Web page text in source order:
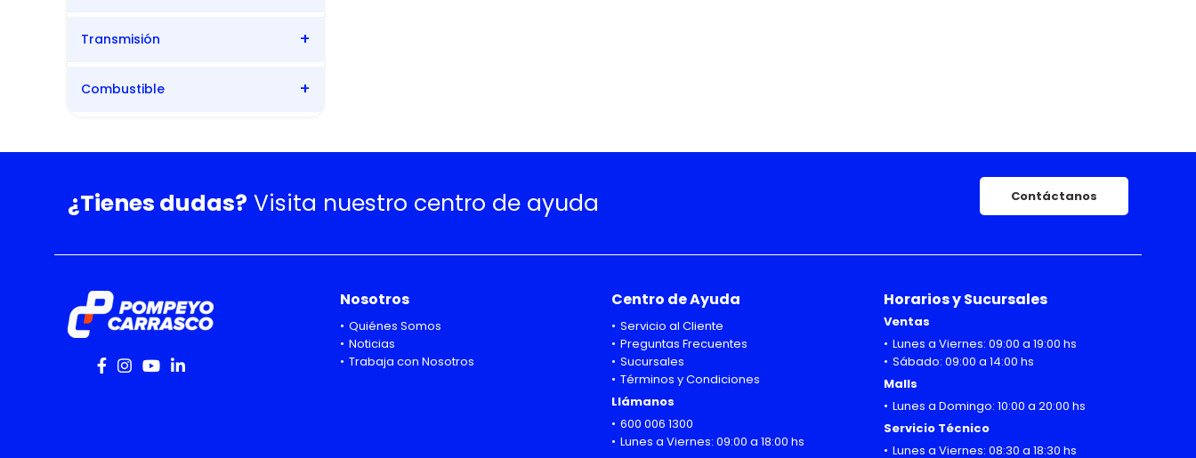
Transmisión
Automática
Combustible
¿Tienes dudas? Visita nuestro centro de ayuda Contáctanos
Nosotros
Quiénes Somos
Noticias
Trabaja con Nosotros
Centro de Ayuda
Servicio al Cliente
Preguntas Frecuentes
Sucursales
Términos y Condiciones
Llámanos
600 006 1300
Lunes a Viernes: 09:00 a 18:00 hs
Horarios y Sucursales
Ventas
Lunes a Viernes: 09:00 a 19:00 hs
Sábado: 09:00 a 14:00 hs
Malls
Lunes a Domingo: 10:00 a 20:00 hs
Servicio Técnico
Lunes a Viernes: 08:30 a 18:30 hs